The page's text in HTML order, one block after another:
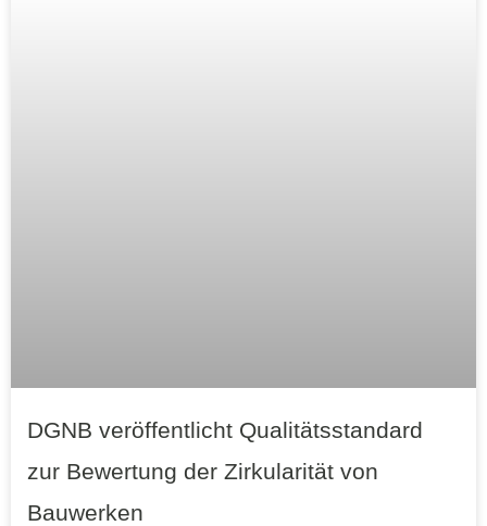
DGNB veröffentlicht Qualitätsstandard
zur Bewertung der Zirkularität von
Bauwerken